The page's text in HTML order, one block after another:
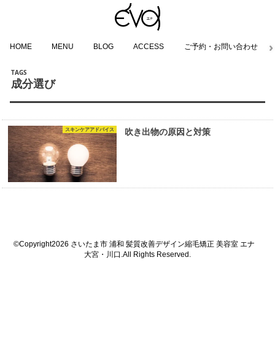
HOME MENU BLOG ACCESS ご予約・お問い合わせ
成分選び
スキンケアアドバイス 吹き出物の原因と対策
©Copyright2026 さいたま市 浦和 髪質改善デザイン縮毛矯正 美容室 エナ
大宮・川口 .All Rights Reserved.